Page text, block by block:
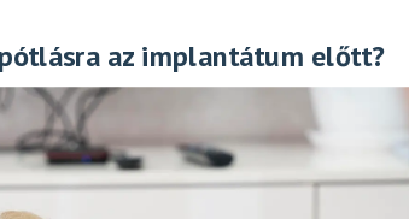
az implantátum előtt?